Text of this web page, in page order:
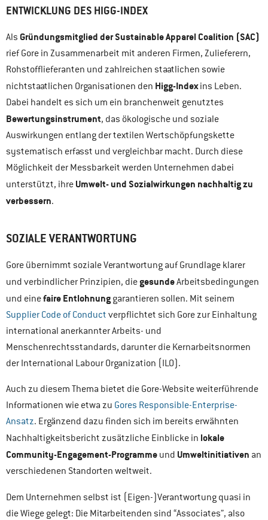
ENTWICKLUNG DES HIGG-INDEX
Als Gründungsmitglied der Sustainable Apparel Coalition (SAC)
rief Gore in Zusammenarbeit mit anderen Firmen, Zulieferern,
Rohstofflieferanten und zahlreichen staatlichen sowie
nichtstaatlichen Organisationen den Higg-Indexins Leben.
Dabei handelt es sich um ein branchenweit genutztes
Bewertungsinstrument, das ökologische und soziale
Auswirkungen entlang der textilen Wertschöpfungskette
systematisch erfasst und vergleichbar macht. Durch diese
Möglichkeit der Messbarkeit werden Unternehmen dabei
unterstützt, ihre Umwelt- und Sozialwirkungen nachhaltig zu
verbessern.
SOZIALE VERANTWORTUNG
Gore übernimmt soziale Verantwortung auf Grundlage klarer
und verbindlicher Prinzipien, diegesundeArbeitsbedingungen
und einefaire Entlohnung garantieren sollen. Mit seinem
Supplier Code of Conduct verpflichtet sich Gore zur Einhaltung
international anerkannter Arbeits- und
Menschenrechtsstandards, darunter die Kernarbeitsnormen
der International Labour Organization (ILO).
Auch zu diesem Thema bietet die Gore-Website weiterführende
Informationen wie etwa zu Gores Responsible-Enterprise-
Ansatz. Ergänzend dazu finden sich im bereits erwähnten
Nachhaltigkeitsbericht zusätzliche Einblicke in lokale
Community-Engagement-Programme und Umweltinitiativen an
verschiedenen Standorten weltweit.
Dem Unternehmen selbst ist (Eigen-)Verantwortung quasi in
die Wiege gelegt: Die Mitarbeitenden sind “Associates”, also